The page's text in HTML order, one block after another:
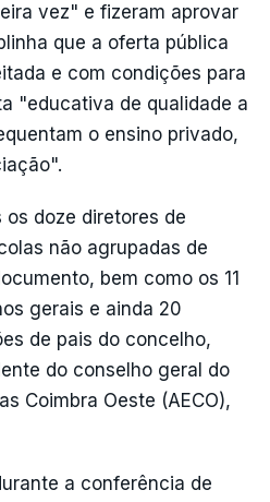
vez" e fizeram aprovar
que a oferta pública
e com condições para
"educativa de qualidade a
o ensino privado,
os doze diretores de
não agrupadas de
bem como os 11
gerais e ainda 20
de pais do concelho,
do conselho geral do
Coimbra Oeste (AECO),
a conferência de